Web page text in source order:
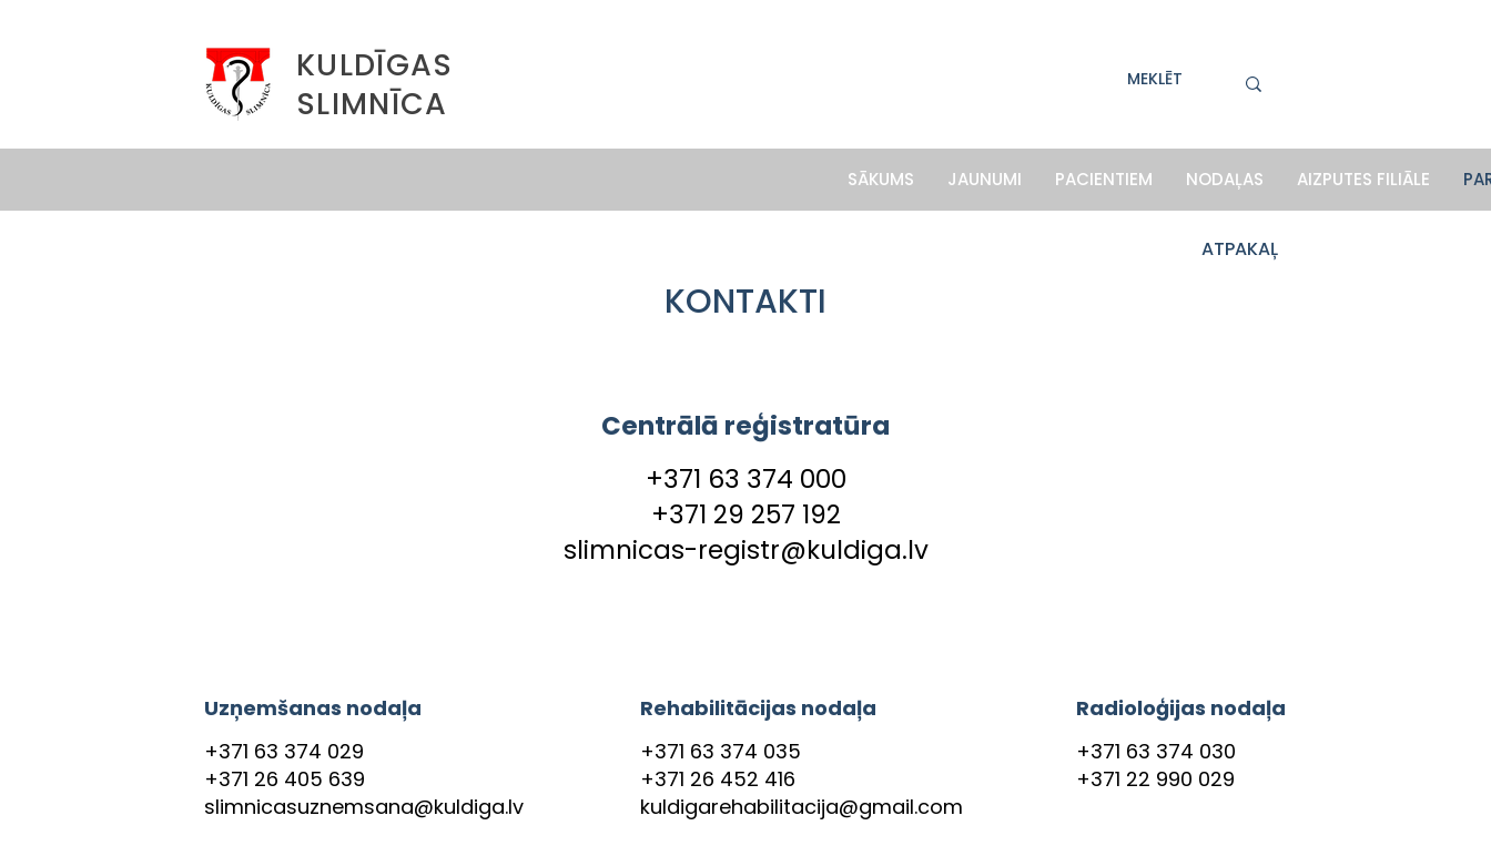
KULDĪGAS
SLIMNĪCA
SĀKUMS JAUNUMI PACIENTIEM NODAĻAS AIZPUTES FILIĀLE
ATPAKAĻ
KONTAKTI
Centrālā reģistratūra
+371 63 374 000
+371 29 257 192
slimnicas-registr@kuldiga.lv
Uzņemšanas nodaļa
+371 63 374 029
+371 26 405 639
slimnicasuznemsana@kuldiga.lv
Rehabilitācijas nodaļa
+371 63 374 035
+371 26 452 416
kuldigarehabilitacija@gmail.com
Radioloģijas nodaļa
+371 63 374 030
+371 22 990 029